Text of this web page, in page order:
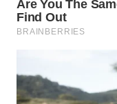
SERIBU